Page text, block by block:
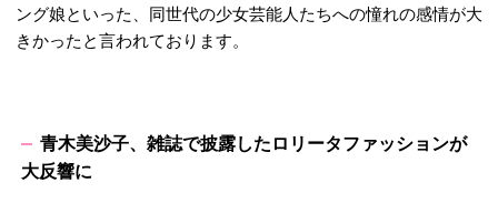
ング娘といった、同世代の少女芸能人たちへの憧れの感情が大
きかったと言われております。
青木美沙子、雑誌で披露したロリータファッションが
大反響に